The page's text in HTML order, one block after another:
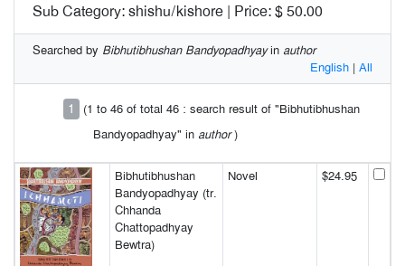
Sub Category: shishu/kishore | Price: $ 50.00
Searched by Bibhutibhushan Bandyopadhyayin author
English | All
1
(1 to 46 of total 46 : search result of "Bibhutibhushan
Bandyopadhyay" in author)
Bibhutibhushan
Bandyopadhyay (tr.
Chhanda
Chattopadhyay
Bewtra)
Novel $24.95